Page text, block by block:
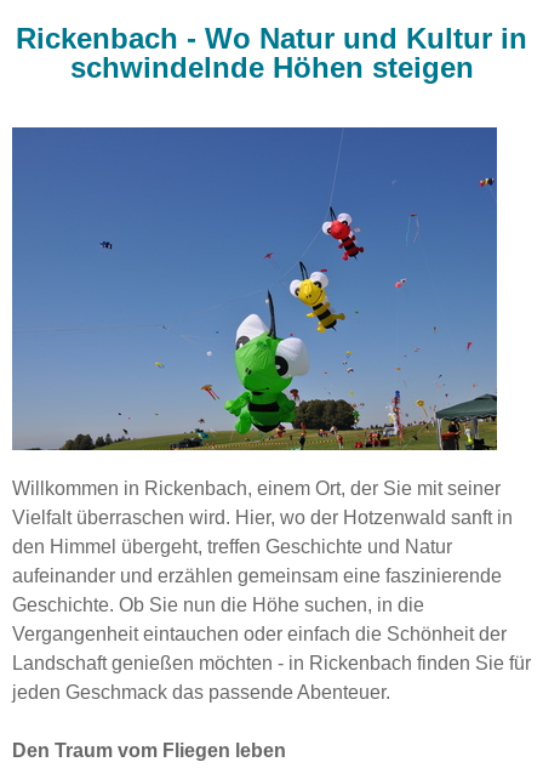
Rickenbach - Wo Natur und Kultur in
schwindelnde Höhen steigen
Willkommen in Rickenbach, einem Ort, der Sie mit seiner
Vielfalt überraschen wird. Hier, wo der Hotzenwald sanft in
den Himmel übergeht, treffen Geschichte und Natur
aufeinander und erzählen gemeinsam eine faszinierende
Geschichte. Ob Sie nun die Höhe suchen, in die
Vergangenheit eintauchen oder einfach die Schönheit der
Landschaft genießen möchten - in Rickenbach finden Sie für
jeden Geschmack das passende Abenteuer.
Den Traum vom Fliegen leben